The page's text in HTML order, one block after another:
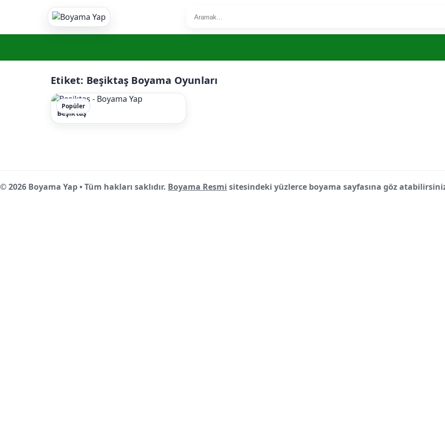
Etiket: Beşiktaş Boyama Oyunları
Popüler
Beşiktaş
© 2026 Boyama Yap • Tüm hakları saklıdır. Boyama Resmi sitesindeki yüzlerce boyama sayfasına göz